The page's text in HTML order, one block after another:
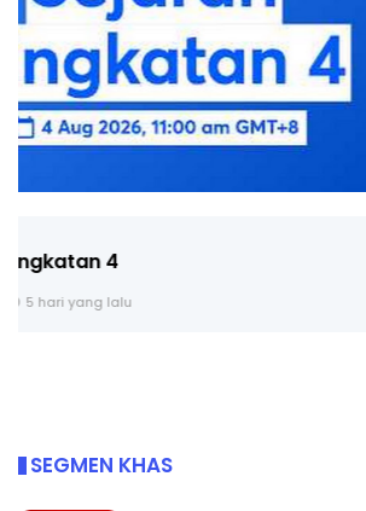
🔴 [LIVE] PRINSIP PERAKAUNAN,
SEGMEN KHAS